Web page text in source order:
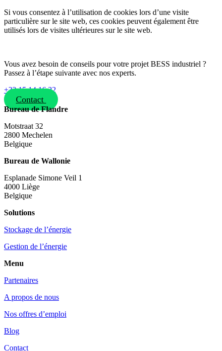
Si vous consentez à l’utilisation de cookies lors d’une visite
particulière sur le site web, ces cookies peuvent également être
utilisés lors de visites ultérieures sur le site web.
Vous avez besoin de conseils pour votre projet BESS industriel ?
Passez à l’étape suivante avec nos experts.
+32 15 14 16 22
Contact
Bureau de Flandre
Motstraat 32
2800 Mechelen
Belgique
Bureau de Wallonie
Esplanade Simone Veil 1
4000 Liège
Belgique
Solutions
Stockage de l’énergie
Gestion de l’énergie
Menu
Partenaires
A propos de nous
Nos offres d’emploi
Blog
Contact